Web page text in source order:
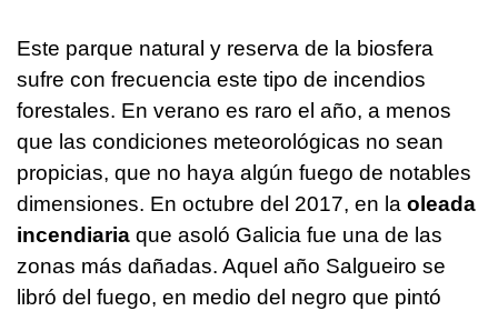
Este parque natural y reserva de la biosfera
sufre con frecuencia este tipo de incendios
forestales. En verano es raro el año, a menos
que las condiciones meteorológicas no sean
propicias, que no haya algún fuego de notables
dimensiones. En octubre del 2017, en la oleada
incendiaria que asoló Galicia fue una de las
zonas más dañadas. Aquel año Salgueiro se
libró del fuego, en medio del negro que pintó